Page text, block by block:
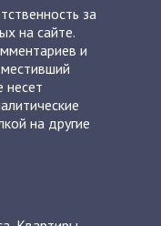
за
на сайте.
и
несет
на другие